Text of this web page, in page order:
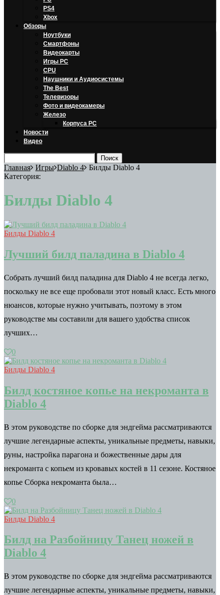
PS4
Xbox
Обзоры
Ноутбуки
Смартфоны
Видеокарты
Игры PC
CPU
Наушники и Аудиосистемы
The Best
Телевизоры
Фото и видеокамеры
Железо
Корпуса PC
Новости
Видео
Главная Игры Diablo 4 Билды Diablo 4
Категория:
Билды Diablo 4
Билды Diablo 4
Лучший билд паладина в Diablo 4
Собрать лучший билд паладина для Diablo 4 не всегда легко,
поскольку не все еще пробовали этот новый класс. Есть много
нюансов, которые нужно учитывать, поэтому в этом
руководстве мы составили для вашего удобства список
лучших…
0
Билды Diablo 4
Билд костяное копье на некроманта в
Diablo 4
В этом руководстве по сборке для эндгейма рассматриваются
лучшие легендарные аспекты, уникальные предметы, навыки,
руны, настройка парагона и божественные дары для
некроманта с копьем из кровавых костей в 11 сезоне. Костяное
копье Сборка некроманта была…
0
Билды Diablo 4
Билд на Разбойницу Танец ножей в
Diablo 4
В этом руководстве по сборке для эндгейма рассматриваются
лучшие легендарные аспекты, уникальные предметы, навыки,